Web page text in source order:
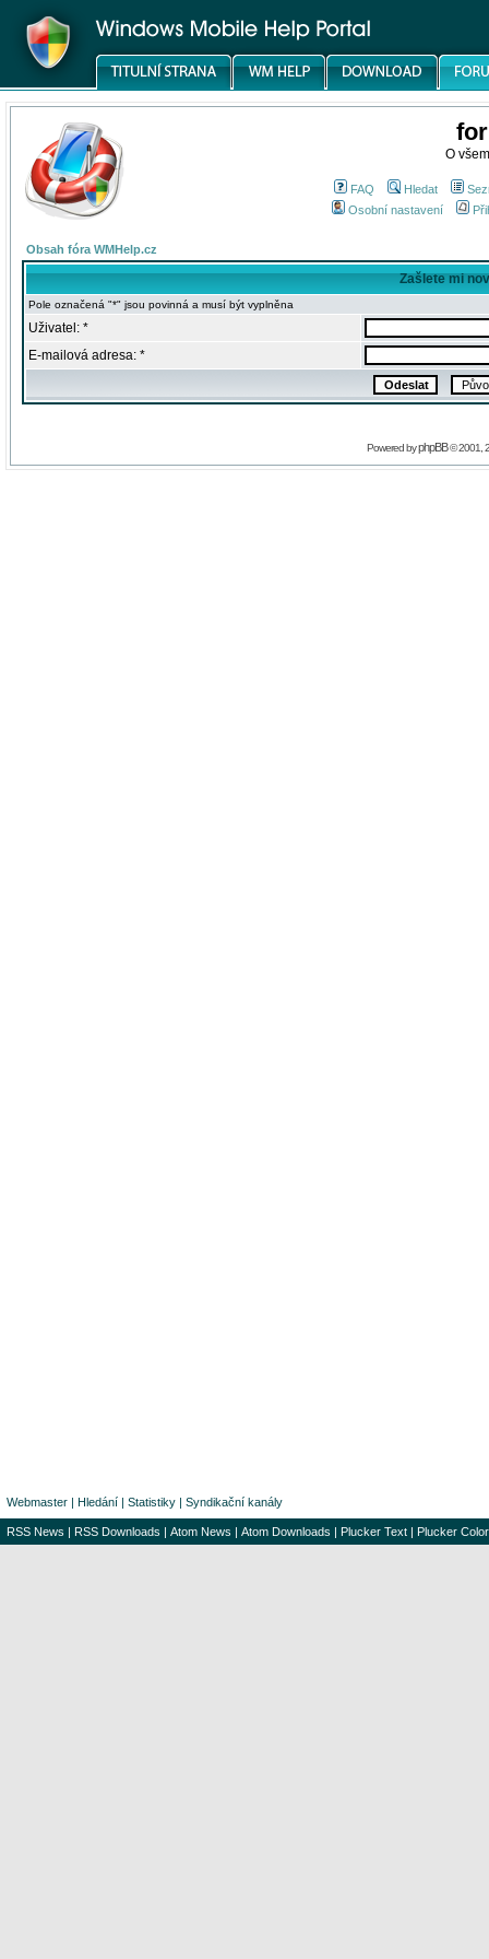
O
FAQ Hledat
Osobní nastavení
Obsah fóra WMHelp.cz
Zašlete mi
Pole označená "*" jsou povinná a musí být vyplněna
Uživatel: *
E-mailová adresa: *
Powered byphpBB© 2001,
Webmaster | Hledání | Statistiky | Syndikační kanály
RSS News | RSS Downloads | Atom News | Atom Downloads | Plucker Text | Plucker Color